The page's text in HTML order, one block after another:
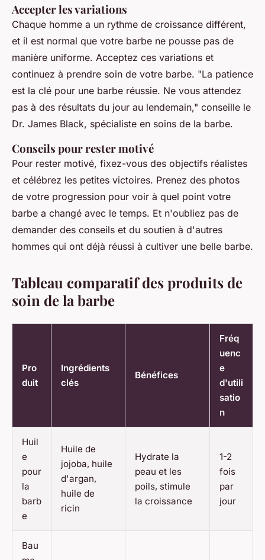
Accepter les variations
Chaque homme a un rythme de croissance différent,
et il est normal que votre barbe ne pousse pas de
manière uniforme. Acceptez ces variations et
continuez à prendre soin de votre barbe. "La patience
est la clé pour une barbe réussie. Ne vous attendez
pas à des résultats du jour au lendemain," conseille le
Dr. James Black, spécialiste en soins de la barbe.
Conseils pour rester motivé
Pour rester motivé, fixez-vous des objectifs réalistes
et célébrez les petites victoires. Prenez des photos
de votre progression pour voir à quel point votre
barbe a changé avec le temps. Et n'oubliez pas de
demander des conseils et du soutien à d'autres
hommes qui ont déjà réussi à cultiver une belle barbe.
Tableau comparatif des produits de
soin de la barbe
Pro
duit
Ingrédients
clés
Bénéfices
Fréq
uenc
e
d'utili
satio
n
Huil
e
pour
la
barb
e
Huile de
jojoba, huile
d'argan,
huile de
ricin
Hydrate la
peau et les
poils, stimule
la croissance
1-2
fois
par
jour
Bau